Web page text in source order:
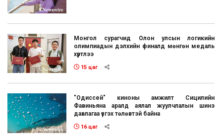
Монгол сурагчид Олон улсын логикийн
олимпиадын дэлхийн финалд мөнгөн медаль
хүртлээ
15 цаг
"Одиссей" киноны амжилт Сицилийн
Фавиньяна аралд аялал жуулчлалын шинэ
давлагаа үүсгэх төлөвтэй байна
16 цаг